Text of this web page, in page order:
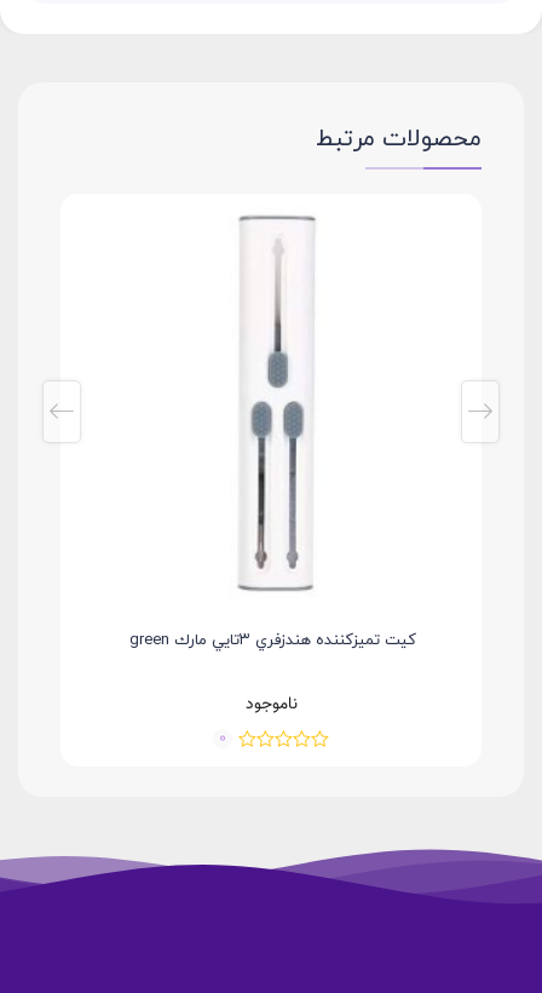
محصولات مرتبط
كيت تميزكننده هندزفري ٣تايي مارك green
ناموجود
0